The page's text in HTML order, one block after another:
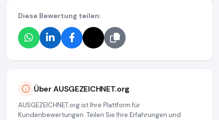
Diese Bewertung teilen:
Über AUSGEZEICHNET.org
AUSGEZEICHNET.org ist Ihre Plattform für
Kundenbewertungen. Teilen Sie Ihre Erfahrungen und